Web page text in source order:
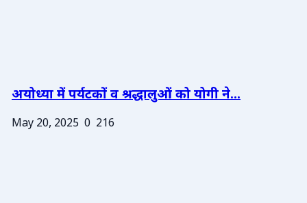
अयोध्या में पर्यटकों व श्रद्धालुओं को योगी ने...
May 20, 2025 0 216